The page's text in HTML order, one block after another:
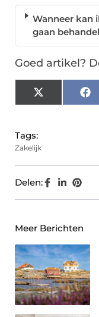
Wanneer kan
gaan
Goed artikel?
X
(Twitter)
Tags:
Zakelijk
Delen:
Meer Berichten